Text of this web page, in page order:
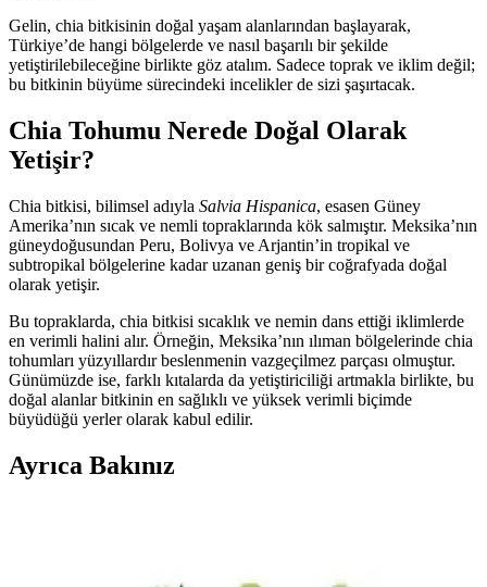
Gelin, chia bitkisinin doğal yaşam alanlarından başlayarak,
Türkiye’de hangi bölgelerde ve nasıl başarılı bir şekilde
yetiştirilebileceğine birlikte göz atalım. Sadece toprak ve iklim değil;
bu bitkinin büyüme sürecindeki incelikler de sizi şaşırtacak.
Chia Tohumu Nerede Doğal Olarak
Yetişir?
Chia bitkisi, bilimsel adıyla Salvia Hispanica, esasen Güney
Amerika’nın sıcak ve nemli topraklarında kök salmıştır. Meksika’nın
güneydoğusundan Peru, Bolivya ve Arjantin’in tropikal ve
subtropikal bölgelerine kadar uzanan geniş bir coğrafyada doğal
olarak yetişir.
Bu topraklarda, chia bitkisi sıcaklık ve nemin dans ettiği iklimlerde
en verimli halini alır. Örneğin, Meksika’nın ılıman bölgelerinde chia
tohumları yüzyıllardır beslenmenin vazgeçilmez parçası olmuştur.
Günümüzde ise, farklı kıtalarda da yetiştiriciliği artmakla birlikte, bu
doğal alanlar bitkinin en sağlıklı ve yüksek verimli biçimde
büyüdüğü yerler olarak kabul edilir.
Ayrıca Bakınız